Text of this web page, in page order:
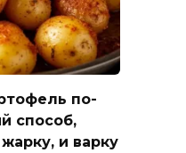
по-
способ,
и варку